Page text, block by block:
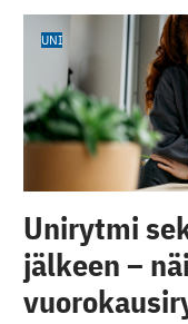
UNI
Unirytmi
jälkeen –